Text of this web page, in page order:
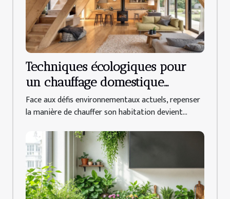
Techniques écologiques pour
un chauffage domestique
efficace
Face aux défis environnementaux actuels, repenser
la manière de chauffer son habitation devient...